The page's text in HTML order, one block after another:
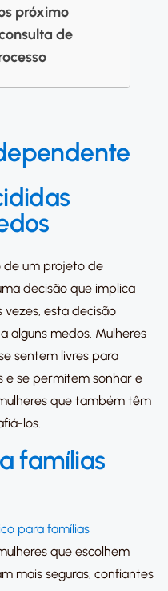
próximo
de
de um projeto de
decisão que implica
vezes, esta decisão
alguns medos. Mulheres
sentem livres para
e se permitem sonhar e
que também têm
los.
famílias
para famílias
que escolhem
mais seguras, confiantes